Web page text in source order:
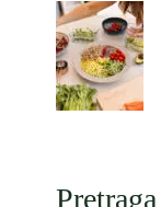
Pretraga